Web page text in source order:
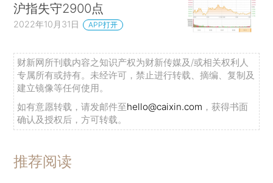
沪指失守2900点
2022年10月31日 APP打开
财新网所刊载内容之知识产权为财新传媒及/或相关权利人
专属所有或持有。未经许可，禁止进行转载、摘编、复制及
建立镜像等任何使用。
如有意愿转载，请发邮件至hello@caixin.com ，获得书面
确认及授权后，方可转载。
推荐阅读